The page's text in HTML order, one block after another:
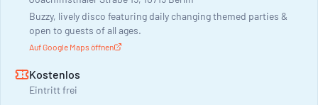
Buzzy, lively disco featuring daily changing themed parties &
open to guests of all ages.
Auf Google Maps öffnen
Kostenlos
Eintritt frei